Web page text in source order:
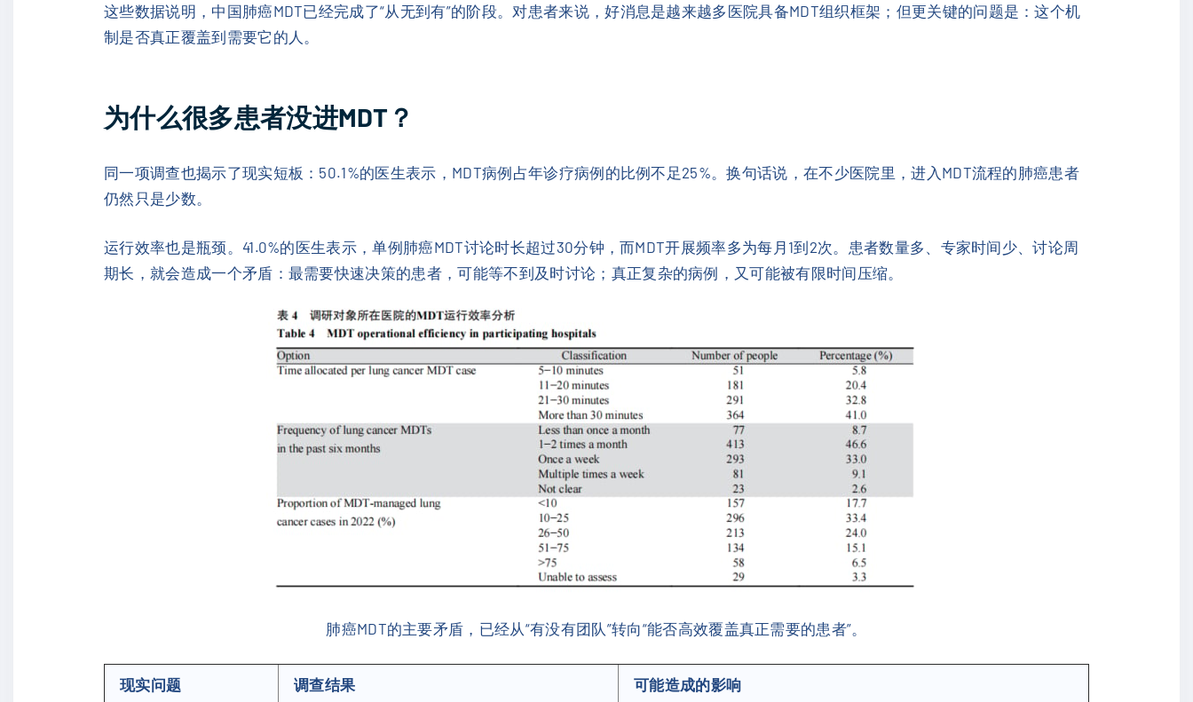
这些数据说明，中国肺癌MDT已经完成了“从无到有”的阶段。对患者来说，好消息是越来越多医院具备MDT组织框架；但更关键的问题是：这个机
制是否真正覆盖到需要它的人。
为什么很多患者没进MDT？
同一项调查也揭示了现实短板：50.1%的医生表示，MDT病例占年诊疗病例的比例不足25%。换句话说，在不少医院里，进入MDT流程的肺癌患者
仍然只是少数。
运行效率也是瓶颈。41.0%的医生表示，单例肺癌MDT讨论时长超过30分钟，而MDT开展频率多为每月1到2次。患者数量多、专家时间少、讨论周
期长，就会造成一个矛盾：最需要快速决策的患者，可能等不到及时讨论；真正复杂的病例，又可能被有限时间压缩。
肺癌MDT的主要矛盾，已经从“有没有团队”转向“能否高效覆盖真正需要的患者”。
现实问题 调查结果 可能造成的影响